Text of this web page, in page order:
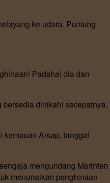
ke udara. Puntung
Padahal dia dan
dinikahi secepatnya.
kemauan Arsap, tanggal
mengundang Marinten
menunaikan penghinaan